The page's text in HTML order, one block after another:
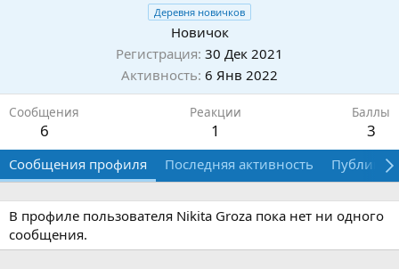
Деревня новичков
Новичок
Регистрация 30 Дек 2021
Активность 6 Янв 2022
Сообщения
6
Реакции
1
Баллы
3
Сообщения профиля Последняя активность
В профиле пользователя Nikita Groza пока нет ни одного
сообщения.